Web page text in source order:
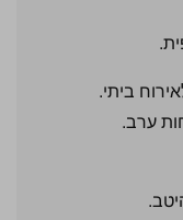
ביתי.
ערב.